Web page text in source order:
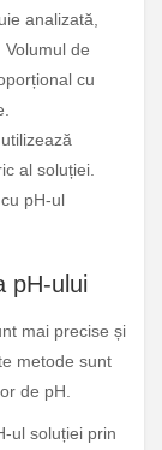
analizată,
de
cu
al soluției.
pH-ul
pH-ului
mai precise și
metode sunt
de pH.
ul soluției prin